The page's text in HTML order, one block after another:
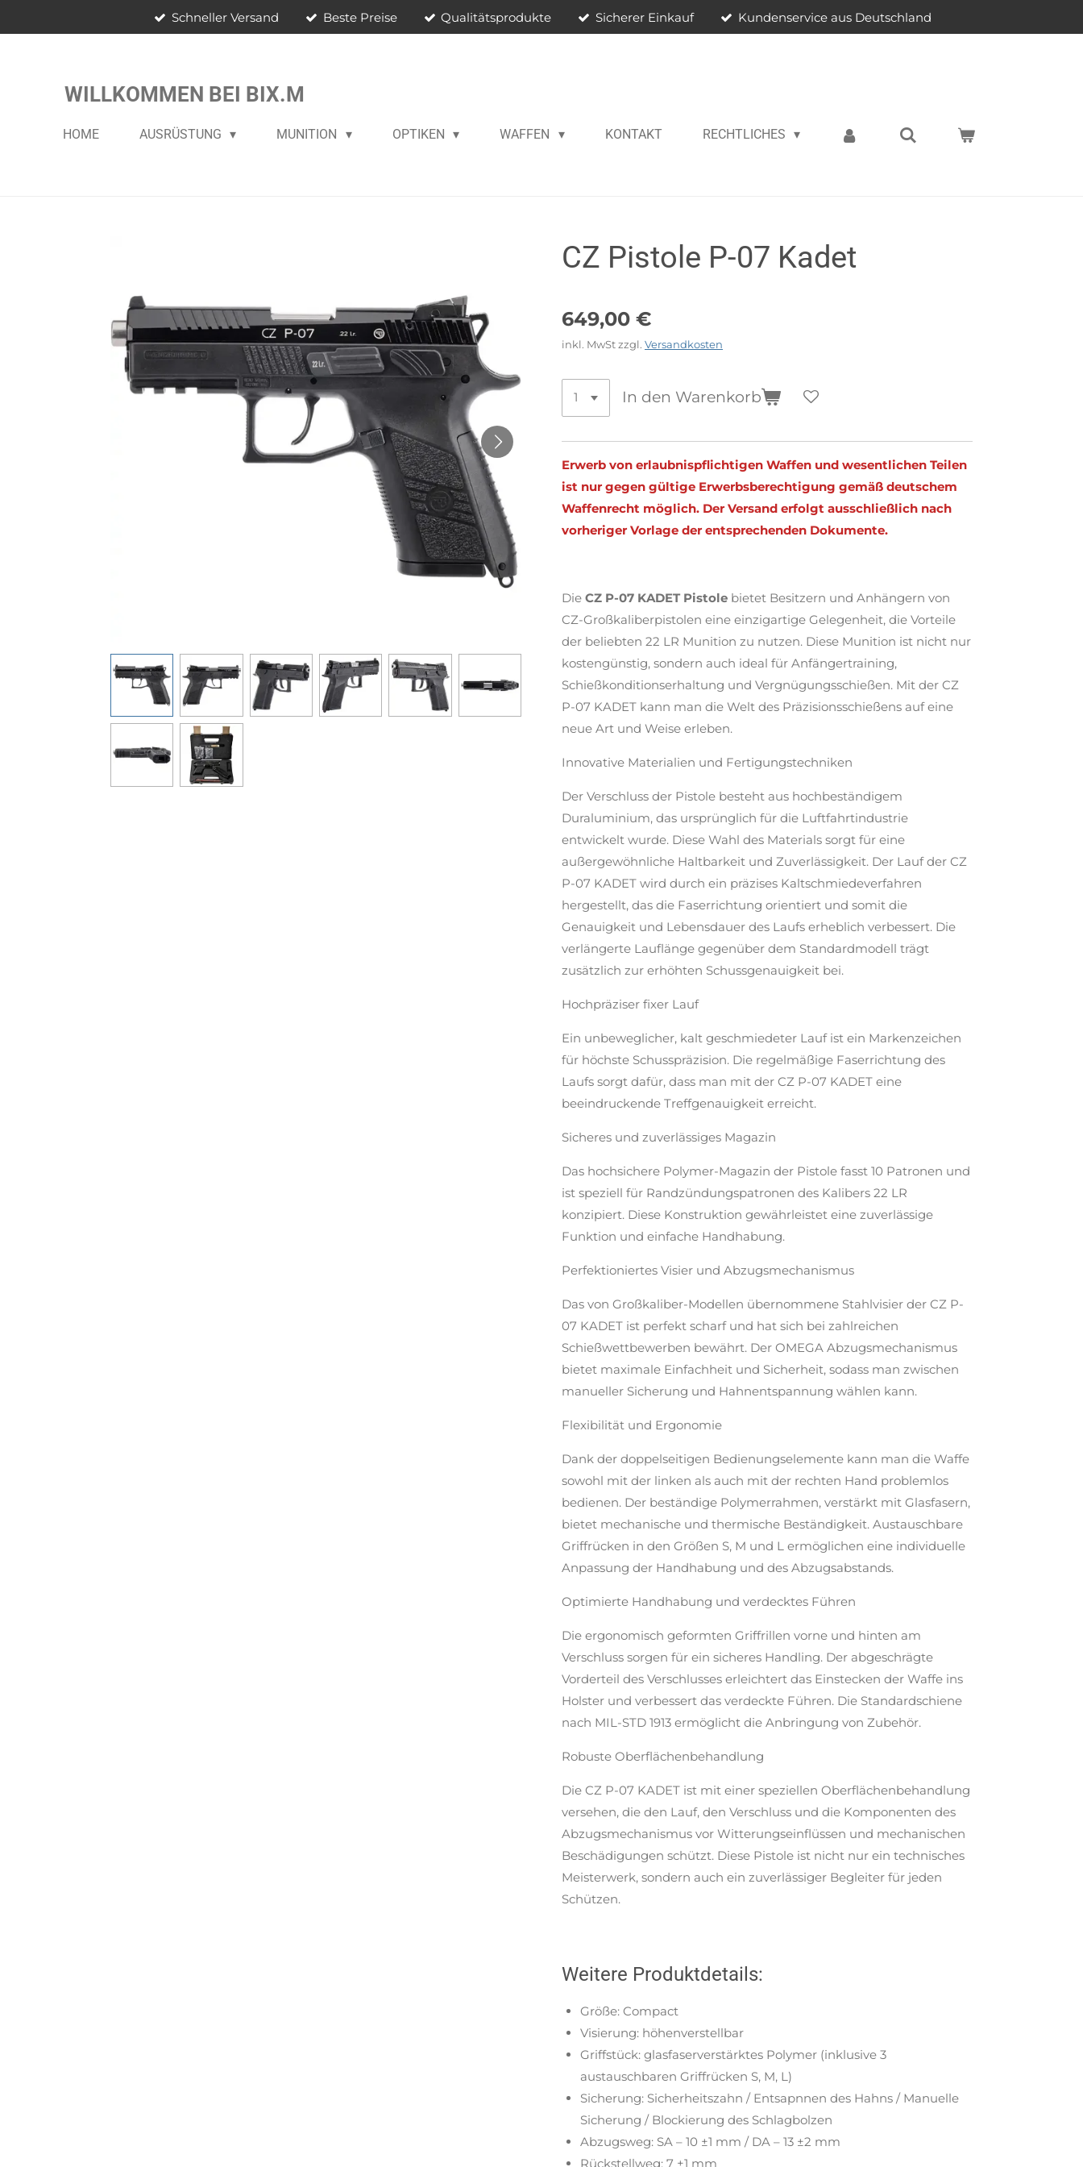
Schneller Versand Beste Preise Qualitätsprodukte Sicherer Einkauf Kundenservice aus Deutschland
WILLKOMMEN BEI BIX.M
HOME AUSRÜSTUNG MUNITION OPTIKEN WAFFEN KONTAKT RECHTLICHES
CZ Pistole P-07 Kadet
649,00 €
inkl. MwSt zzgl. Versandkosten
In den Warenkorb
Erwerb von erlaubnispflichtigen Waffen und wesentlichen Teilen
ist nur gegen gültige Erwerbsberechtigung gemäß deutschem
Waffenrecht möglich. Der Versand erfolgt ausschließlich nach
vorheriger Vorlage der entsprechenden Dokumente.
Die CZ P-07 KADET Pistole bietet Besitzern und Anhängern von
CZ-Großkaliberpistolen eine einzigartige Gelegenheit, die Vorteile
der beliebten 22 LR Munition zu nutzen. Diese Munition ist nicht nur
kostengünstig, sondern auch ideal für Anfängertraining,
Schießkonditionserhaltung und Vergnügungsschießen. Mit der CZ
P-07 KADET kann man die Welt des Präzisionsschießens auf eine
neue Art und Weise erleben.
Innovative Materialien und Fertigungstechniken
Der Verschluss der Pistole besteht aus hochbeständigem
Duraluminium, das ursprünglich für die Luftfahrtindustrie
entwickelt wurde. Diese Wahl des Materials sorgt für eine
außergewöhnliche Haltbarkeit und Zuverlässigkeit. Der Lauf der CZ
P-07 KADET wird durch ein präzises Kaltschmiedeverfahren
hergestellt, das die Faserrichtung orientiert und somit die
Genauigkeit und Lebensdauer des Laufs erheblich verbessert. Die
verlängerte Lauflänge gegenüber dem Standardmodell trägt
zusätzlich zur erhöhten Schussgenauigkeit bei.
Hochpräziser fixer Lauf
Ein unbeweglicher, kalt geschmiedeter Lauf ist ein Markenzeichen
für höchste Schusspräzision. Die regelmäßige Faserrichtung des
Laufs sorgt dafür, dass man mit der CZ P-07 KADET eine
beeindruckende Treffgenauigkeit erreicht.
Sicheres und zuverlässiges Magazin
Das hochsichere Polymer-Magazin der Pistole fasst 10 Patronen und
ist speziell für Randzündungspatronen des Kalibers 22 LR
konzipiert. Diese Konstruktion gewährleistet eine zuverlässige
Funktion und einfache Handhabung.
Perfektioniertes Visier und Abzugsmechanismus
Das von Großkaliber-Modellen übernommene Stahlvisier der CZ P-
07 KADET ist perfekt scharf und hat sich bei zahlreichen
Schießwettbewerben bewährt. Der OMEGA Abzugsmechanismus
bietet maximale Einfachheit und Sicherheit, sodass man zwischen
manueller Sicherung und Hahnentspannung wählen kann.
Flexibilität und Ergonomie
Dank der doppelseitigen Bedienungselemente kann man die Waffe
sowohl mit der linken als auch mit der rechten Hand problemlos
bedienen. Der beständige Polymerrahmen, verstärkt mit Glasfasern,
bietet mechanische und thermische Beständigkeit. Austauschbare
Griffrücken in den Größen S, M und L ermöglichen eine individuelle
Anpassung der Handhabung und des Abzugsabstands.
Optimierte Handhabung und verdecktes Führen
Die ergonomisch geformten Griffrillen vorne und hinten am
Verschluss sorgen für ein sicheres Handling. Der abgeschrägte
Vorderteil des Verschlusses erleichtert das Einstecken der Waffe ins
Holster und verbessert das verdeckte Führen. Die Standardschiene
nach MIL-STD 1913 ermöglicht die Anbringung von Zubehör.
Robuste Oberflächenbehandlung
Die CZ P-07 KADET ist mit einer speziellen Oberflächenbehandlung
versehen, die den Lauf, den Verschluss und die Komponenten des
Abzugsmechanismus vor Witterungseinflüssen und mechanischen
Beschädigungen schützt. Diese Pistole ist nicht nur ein technisches
Meisterwerk, sondern auch ein zuverlässiger Begleiter für jeden
Schützen.
Weitere Produktdetails:
Größe: Compact
Visierung: höhenverstellbar
Griffstück: glasfaserverstärktes Polymer (inklusive 3
austauschbaren Griffrücken S, M, L)
Sicherung: Sicherheitszahn / Entsapnnen des Hahns / Manuelle
Sicherung / Blockierung des Schlagbolzen
Abzugsweg: SA – 10 ±1 mm / DA – 13 ±2 mm
Rückstellweg: 7 ±1 mm